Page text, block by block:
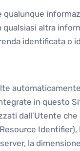
qualunque
altra
identificata o
in questo
dall’Utente
la